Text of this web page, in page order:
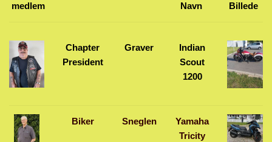
medlem
Navn
Billede
Chapter
President
Graver
Indian
Scout
1200
Biker Sneglen
Yamaha
Tricity